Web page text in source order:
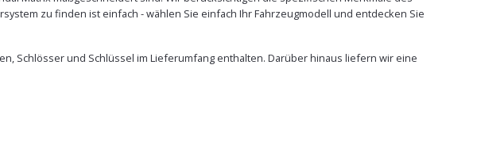
zu finden ist einfach - wählen Sie einfach Ihr Fahrzeugmodell und entdecken Sie
Schlösser und Schlüssel im Lieferumfang enthalten. Darüber hinaus liefern wir eine